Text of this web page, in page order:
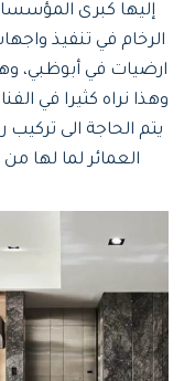
إليها كبرى
الرخام في تنفيذ
ارضيات في أبوظبي،
وهذا نراه كثيرا في
يتم الحاجة الى
العمائر لما لها